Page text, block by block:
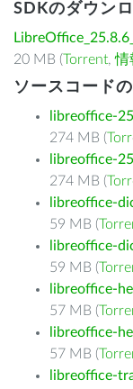
SDKのダウン
20 MB (Torrent,情
ソースコード
libreoffice-
274 MB (
libreoffice-
274 MB (
libreoffice-
59 MB (
libreoffice-
59 MB (
libreoffice-
57 MB (
libreoffice-
57 MB (
libreoffice-